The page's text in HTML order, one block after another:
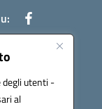
utenti -
al